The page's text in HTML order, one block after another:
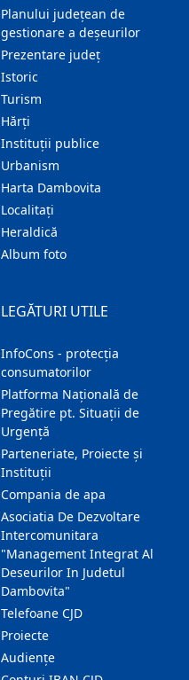
Planului județean de
gestionare a deșeurilor
Prezentare judeţ
Istoric
Turism
Hărţi
Instituţii publice
Urbanism
Harta Dambovita
Localitaţi
Heraldică
Album foto
LEGĂTURI UTILE
InfoCons - protecția
consumatorilor
Platforma Națională de
Pregătire pt. Situații de
Urgență
Parteneriate, Proiecte și
Instituții
Compania de apa
Asociatia De Dezvoltare
Intercomunitara
"Management Integrat Al
Deseurilor In Judetul
Dambovita"
Telefoane CJD
Proiecte
Audienţe